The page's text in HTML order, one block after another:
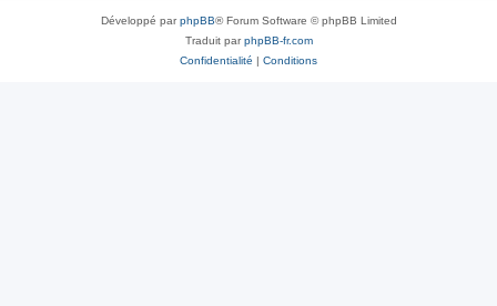
Développé parphpBB® Forum Software © phpBB Limited
Traduit parphpBB-fr.com
Confidentialité | Conditions